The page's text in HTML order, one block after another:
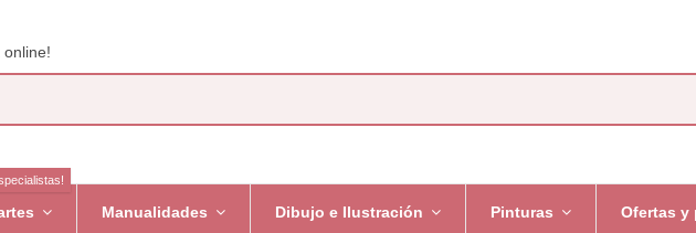
online!
Manualidades Dibujo e Ilustración Pinturas Ofertas y